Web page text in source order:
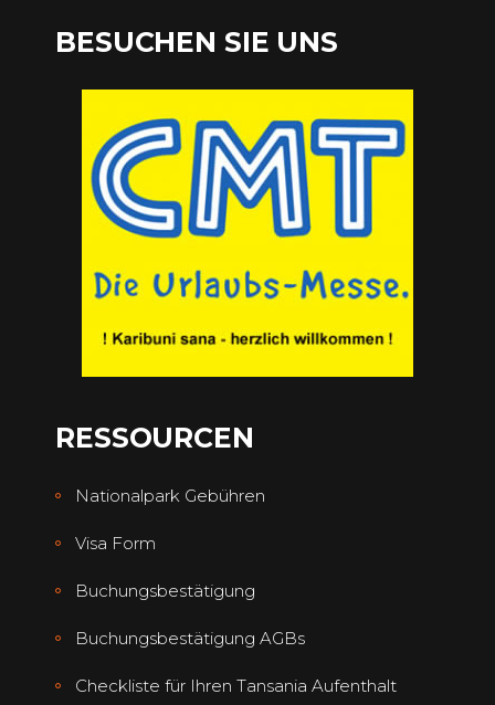
BESUCHEN SIE UNS
RESSOURCEN
Nationalpark Gebühren
Visa Form
Buchungsbestätigung
Buchungsbestätigung AGBs
Checkliste für Ihren Tansania Aufenthalt